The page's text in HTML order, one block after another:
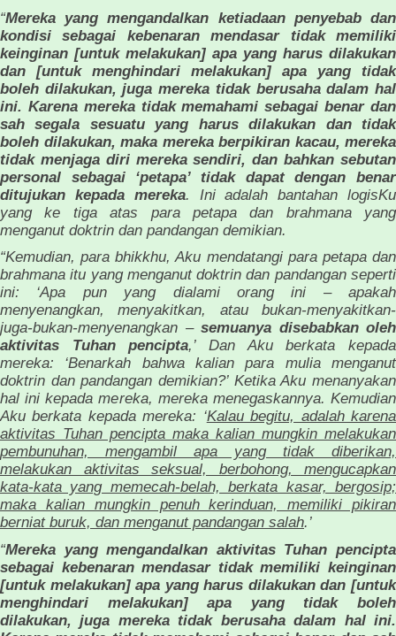
“Mereka yang mengandalkan ketiadaan penyebab dan
kondisi sebagai kebenaran mendasar tidak memiliki
keinginan [untuk melakukan] apa yang harus dilakukan
dan [untuk menghindari melakukan] apa yang tidak
boleh dilakukan, juga mereka tidak berusaha dalam hal
ini. Karena mereka tidak memahami sebagai benar dan
sah segala sesuatu yang harus dilakukan dan tidak
boleh dilakukan, maka mereka berpikiran kacau, mereka
tidak menjaga diri mereka sendiri, dan bahkan sebutan
personal sebagai ‘petapa’ tidak dapat dengan benar
ditujukan kepada mereka. Ini adalah bantahan logisKu
yang ke tiga atas para petapa dan brahmana yang
menganut doktrin dan pandangan demikian.
“Kemudian, para bhikkhu, Aku mendatangi para petapa dan
brahmana itu yang menganut doktrin dan pandangan seperti
ini: ‘Apa pun yang dialami orang ini – apakah
menyenangkan, menyakitkan, atau bukan-menyakitkan-
juga-bukan-menyenangkan – semuanya disebabkan oleh
aktivitas Tuhan pencipta,’ Dan Aku berkata kepada
mereka: ‘Benarkah bahwa kalian para mulia menganut
doktrin dan pandangan demikian?’ Ketika Aku menanyakan
hal ini kepada mereka, mereka menegaskannya. Kemudian
Aku berkata kepada mereka: ‘Kalau begitu, adalah karena
aktivitas Tuhan pencipta maka kalian mungkin melakukan
pembunuhan, mengambil apa yang tidak diberikan,
melakukan aktivitas seksual, berbohong, mengucapkan
kata-kata yang memecah-belah, berkata kasar, bergosip;
maka kalian mungkin penuh kerinduan, memiliki pikiran
berniat buruk, dan menganut pandangan salah.’
“Mereka yang mengandalkan aktivitas Tuhan pencipta
sebagai kebenaran mendasar tidak memiliki keinginan
[untuk melakukan] apa yang harus dilakukan dan [untuk
menghindari melakukan] apa yang tidak boleh
dilakukan, juga mereka tidak berusaha dalam hal ini.